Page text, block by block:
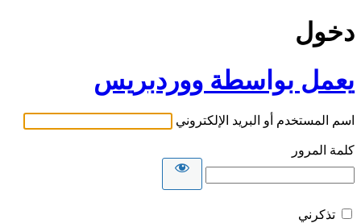
دخول
يعمل بواسطة ووردبريس
اسم المستخدم أو البريد الإلكتروني
كلمة المرور
تذكرني